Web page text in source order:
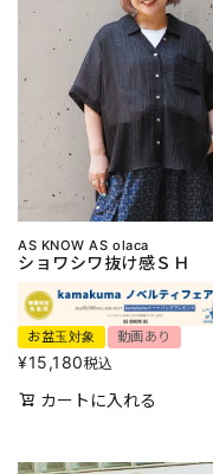
AS KNOW AS olaca
ショワシワ抜け感ＳＨ
お盆玉対象 動画あり
¥15,180税込
カートに入れる